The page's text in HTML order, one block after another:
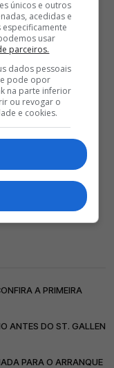
A PRIMEIRA
ANTES DO ST. GALLEN
PARA O ARRANQUE
únicos e outros
acedidas e
usar
parceiros.
dados pessoais
pode opor
na parte inferior
ou revogar o
e cookies.